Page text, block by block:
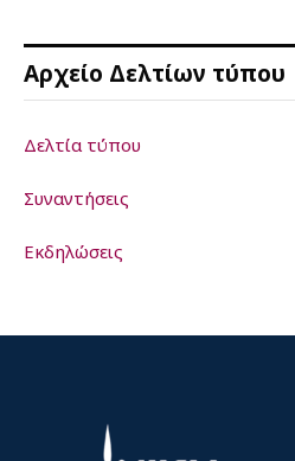
Αρχείο Δελτίων τύπου
Δελτία τύπου
Συναντήσεις
Εκδηλώσεις